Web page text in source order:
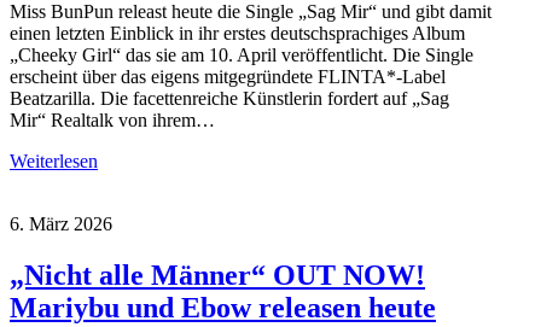
Miss BunPun releast heute die Single „Sag Mir“ und gibt damit
einen letzten Einblick in ihr erstes deutschsprachiges Album
„Cheeky Girl“ das sie am 10. April veröffentlicht. Die Single
erscheint über das eigens mitgegründete FLINTA*-Label
Beatzarilla. Die facettenreiche Künstlerin fordert auf „Sag
Mir“ Realtalk von ihrem…
Weiterlesen
6. März 2026
„Nicht alle Männer“ OUT NOW!
Mariybu und Ebow releasen heute